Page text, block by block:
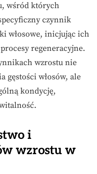
wśród których
czynnik
włosowe, inicjując ich
regeneracyjne.
wzrostu nie
gęstości włosów, ale
kondycję,
i
wzrostu w